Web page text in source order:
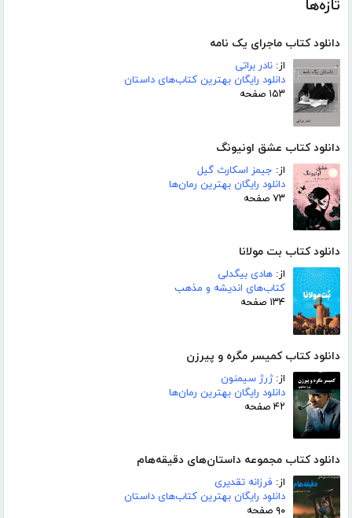
تازه‌ها
دانلود کتاب ماجرای یک نامه
از: نادر براتی
دانلود رایگان بهترین کتاب‌های داستان
۱۵۳ صفحه
دانلود کتاب عشق اونیونگ
از: جیمز اسکارث گیل
دانلود رایگان بهترین رمان‌ها
۷۳ صفحه
دانلود کتاب بت مولانا
از: هادی بیگدلی
کتاب‌های اندیشه و مذهب
۱۳۴ صفحه
دانلود کتاب کمیسر مگره و پیرزن
از:ژرژ سیمنون
دانلود رایگان بهترین رمان‌ها
۴۲ صفحه
دانلود کتاب مجموعه داستان‌های دقیقه‌هام
از: فرزانه تقدیری
دانلود رایگان بهترین کتاب‌های داستان
۹۰ صفحه